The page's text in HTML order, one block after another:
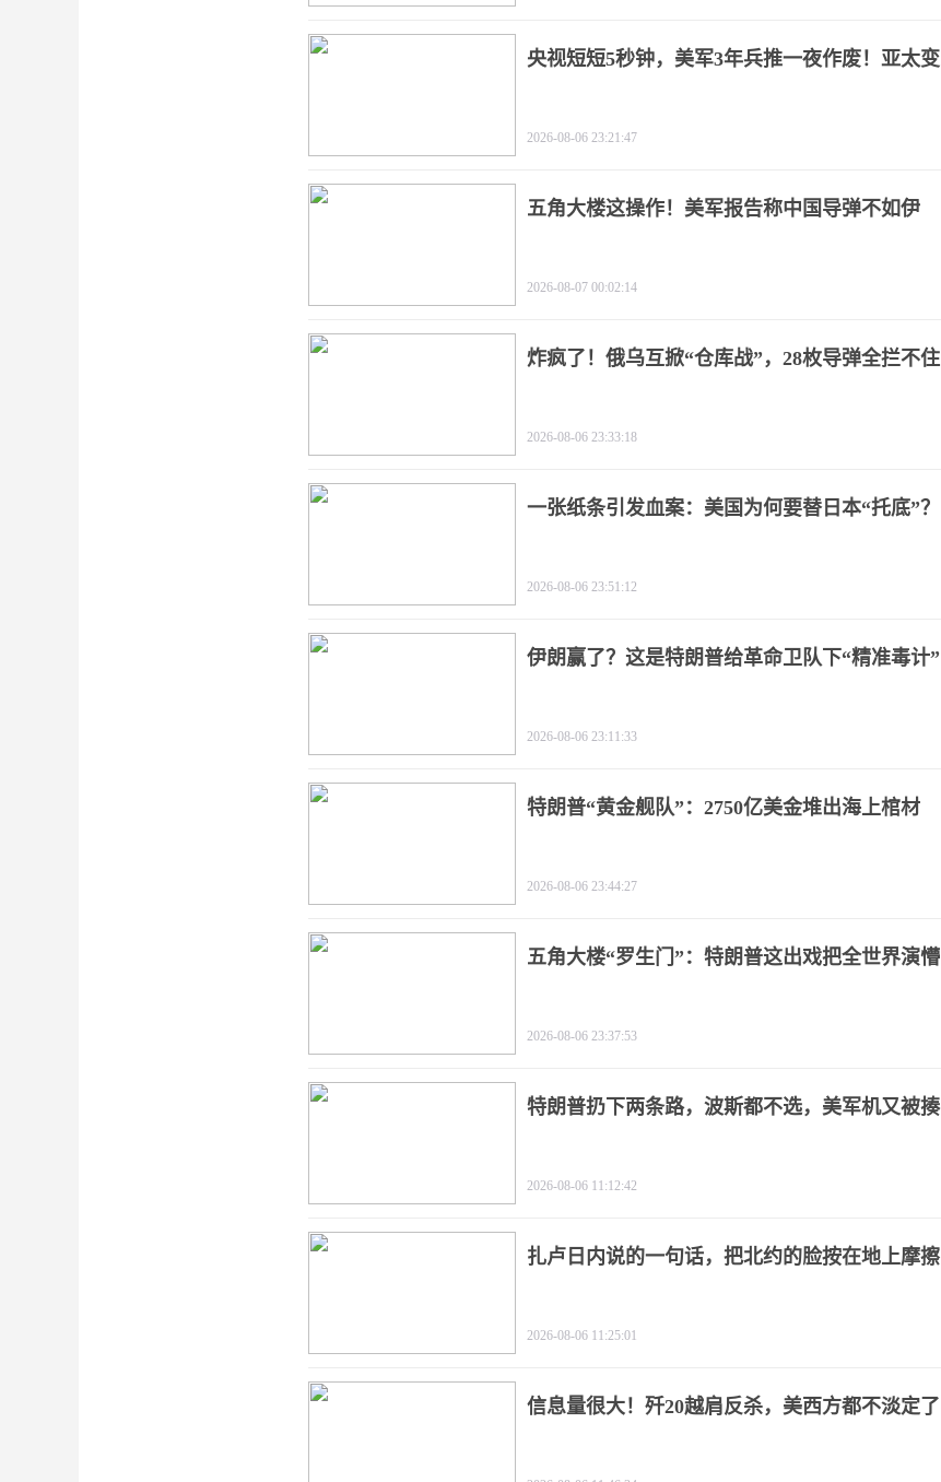
央视短短5秒钟，美军3年兵推一夜作废！亚太变
2026-08-06 23:21:47
五角大楼这操作！美军报告称中国导弹不如伊
2026-08-07 00:02:14
炸疯了！俄乌互掀“仓库战”，28枚导弹全拦不住
2026-08-06 23:33:18
一张纸条引发血案：美国为何要替日本“托底”？
2026-08-06 23:51:12
伊朗赢了？这是特朗普给革命卫队下“精准毒计”
2026-08-06 23:11:33
特朗普“黄金舰队”：2750亿美金堆出海上棺材
2026-08-06 23:44:27
五角大楼“罗生门”：特朗普这出戏把全世界演懵
2026-08-06 23:37:53
特朗普扔下两条路，波斯都不选，美军机又被揍
2026-08-06 11:12:42
扎卢日内说的一句话，把北约的脸按在地上摩擦
2026-08-06 11:25:01
信息量很大！歼20越肩反杀，美西方都不淡定了